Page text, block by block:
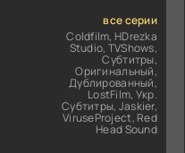
все серии
Coldfilm, HDrezka
Studio, TVShows,
Субтитры,
Оригинальный,
Дублированный,
LostFilm, Укр.
Субтитры, Jaskier,
ViruseProject, Red
Head Sound